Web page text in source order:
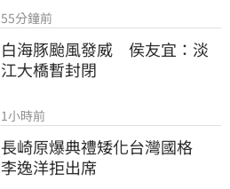
55分鐘前
白海豚颱風發威　侯友宜：淡
江大橋暫封閉
1小時前
長崎原爆典禮矮化台灣國格
李逸洋拒出席